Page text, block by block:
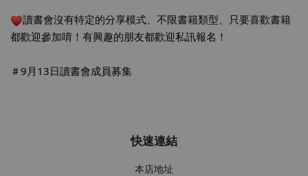
讀書會沒有特定的分享模式、不限書籍類型、只要喜歡書籍
都歡迎參加唷！有興趣的朋友都歡迎私訊報名！
＃9月13日讀書會成員募集
快速連結
本店地址